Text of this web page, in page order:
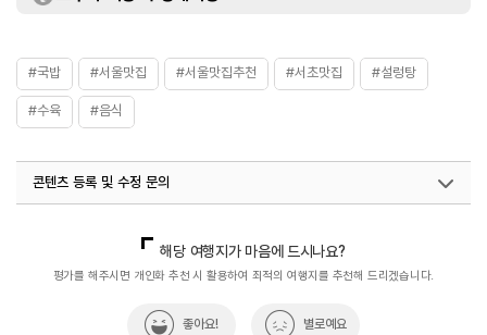
#국밥 #서울맛집 #서울맛집추천 #서초맛집 #설렁탕
#수육 #음식
콘텐츠 등록 및 수정 문의
해당 여행지가 마음에 드시나요?
평가를 해주시면 개인화 추천 시 활용하여 최적의 여행지를 추천해 드리겠습니다.
좋아요! 별로예요